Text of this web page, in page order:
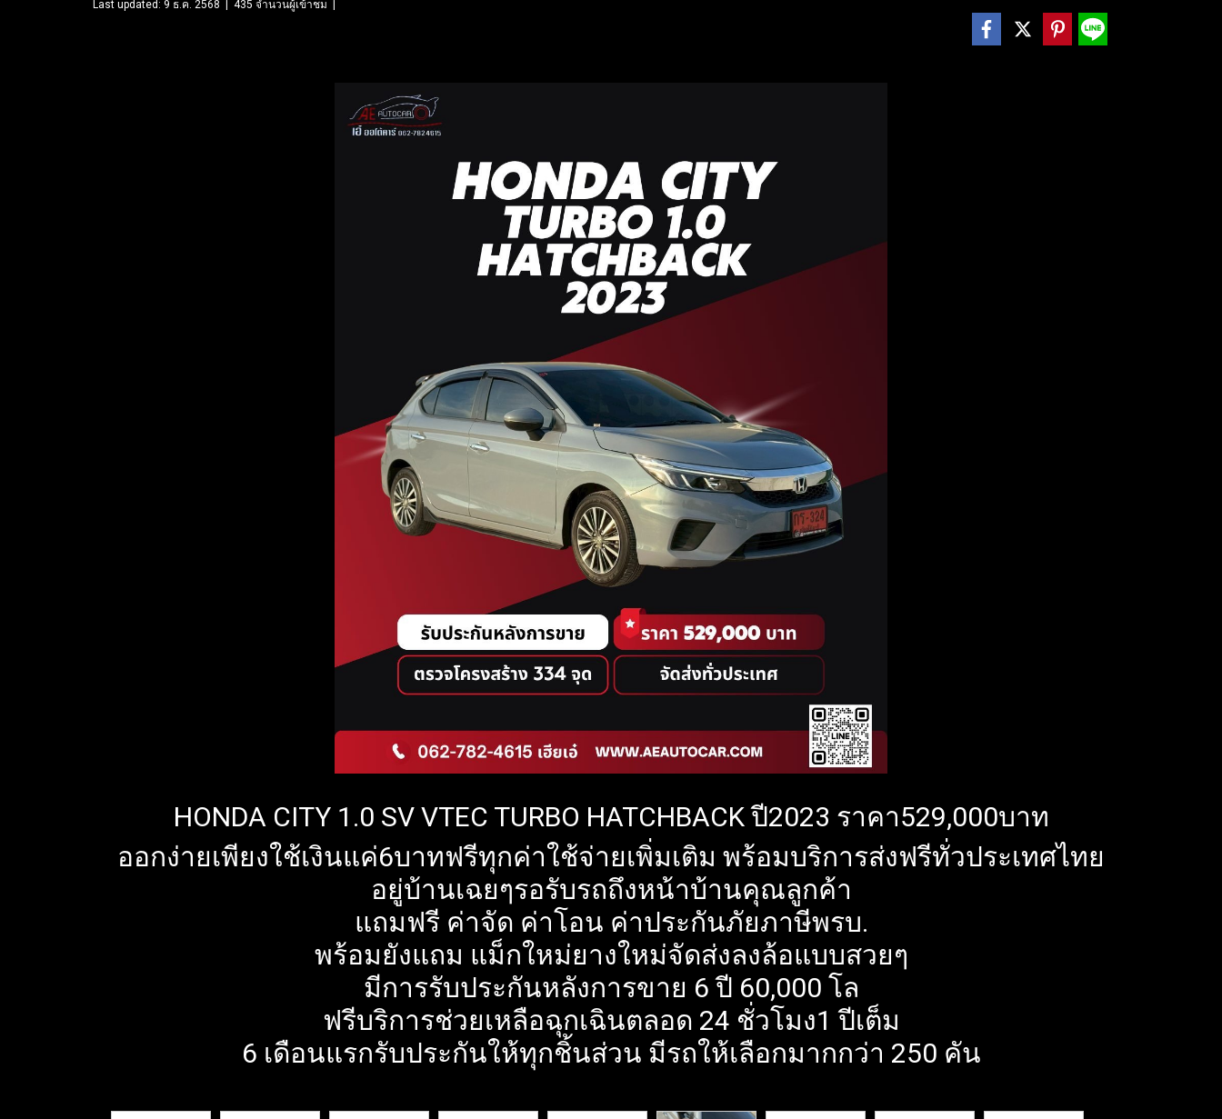
Last updated: 9 ธ.ค. 2568 435 จำนวนผู้เข้าชม
HONDA CITY 1.0 SV VTEC TURBO HATCHBACK ปี2023 ราคา529,000บาท
ออกง่ายเพียงใช้เงินแค่6บาทฟรีทุกค่าใช้จ่ายเพิ่มเติม พร้อมบริการส่งฟรีทั่วประเทศไทย
อยู่บ้านเฉยๆรอรับรถถึงหน้าบ้านคุณลูกค้า
แถมฟรี ค่าจัด ค่าโอน ค่าประกันภัยภาษีพรบ.
พร้อมยังแถม แม็กใหม่ยางใหม่จัดส่งลงล้อแบบสวยๆ
มีการรับประกันหลังการขาย 6 ปี 60,000 โล
ฟรีบริการช่วยเหลือฉุกเฉินตลอด 24 ชั่วโมง1 ปีเต็ม
6 เดือนแรกรับประกันให้ทุกชิ้นส่วน มีรถให้เลือกมากกว่า 250 คัน